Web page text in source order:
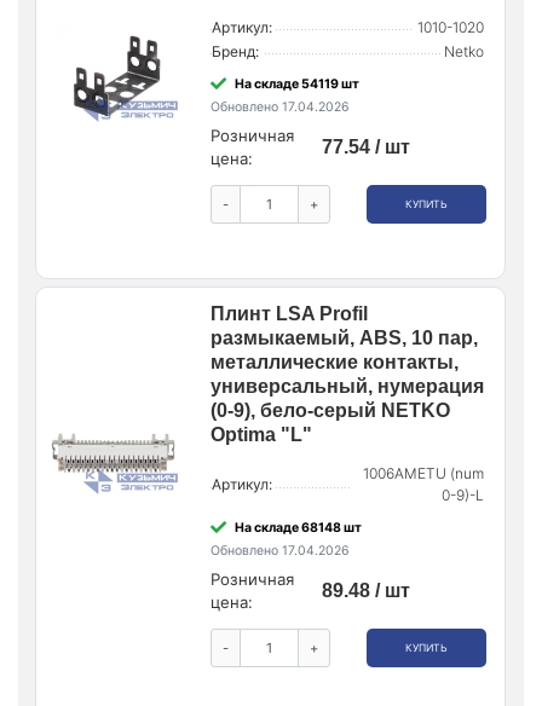
Артикул:
1010-1020
Бренд:
Netko
На складе 54119 шт
Обновлено 17.04.2026
Розничная
цена:
77.54 / шт
- + КУПИТЬ
Плинт LSA Profil
размыкаемый, ABS, 10 пар,
металлические контакты,
универсальный, нумерация
(0-9), бело-серый NETKO
Optima "L"
Артикул:
1006AMETU (num
0-9)-L
На складе 68148 шт
Обновлено 17.04.2026
Розничная
цена:
89.48 / шт
- + КУПИТЬ